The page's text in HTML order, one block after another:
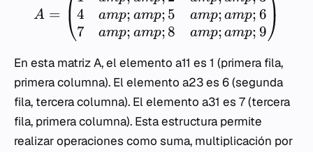
A =
4
7
amp; amp; 5
amp; amp; 8
amp; amp; 6
amp; amp; 9
En esta matrizA, el elemento a11 es 1 (primera fila,
primera columna). El elemento a23es 6 (segunda
fila, tercera columna). El elemento a31 es 7 (tercera
fila, primera columna). Esta estructura permite
realizar operaciones como suma, multiplicación por